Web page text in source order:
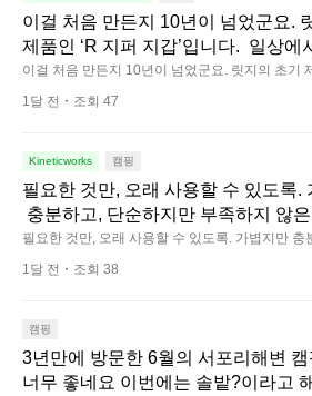
이걸 처음 만든지 10년이 넘었군요.
제품인 ‘R 지퍼 지갑’입니다.  일상에
고 다니고 싶어지는 물건에는 크기,
색감 사이의 아주 미묘한 밸런스가
것. R 지퍼 지갑은 바로 그 위화감 없
에서 출발했습니다.  그중에서도 슬림
히 집착했습니다. 튼튼한 내구도와
력을 해치치 않는 선에서, 가장 가볍
했습니다.  이 디자인과 사용감은, 꼭
이걸 처음 만든지 10년이 넘었군요. 릿지의 초기
지갑’입니다.  일상에서 늘 지니고 다니고 싶어지
기, 무게, 형태, 색감 사이의 아주 미묘한 밸런스
감 없는 균형감에서 출발했습니다.  그중에서도 슬
에서, 가장 가볍고 얇게 설계했습니다.  이 디자인
직접 손으로 만져보며 경험해 보시기를 바랍니다.
1달 전 조회 47
Kineticworks 캠핑
필요한 것만, 오래 사용할 수 있도록.
충분하고, 단순하지만 부족하지 않
상과 아웃도어의 경계를 자연스럽게
IDGE MOUNTAIN GEAR. 키네틱웍
필요한 것만, 오래 사용할 수 있도록. 가볍지만 충
지만 부족하지 않은 디자인. 일상과 아웃도어의 경
게 이어주는 RIDGE MOUNTAIN GEAR. 키네틱웍
1달 전 조회 38
캠핑
3년만에 방문한 6월의 서포리해변
너무 좋네요 이번에는 솔밭?이라고